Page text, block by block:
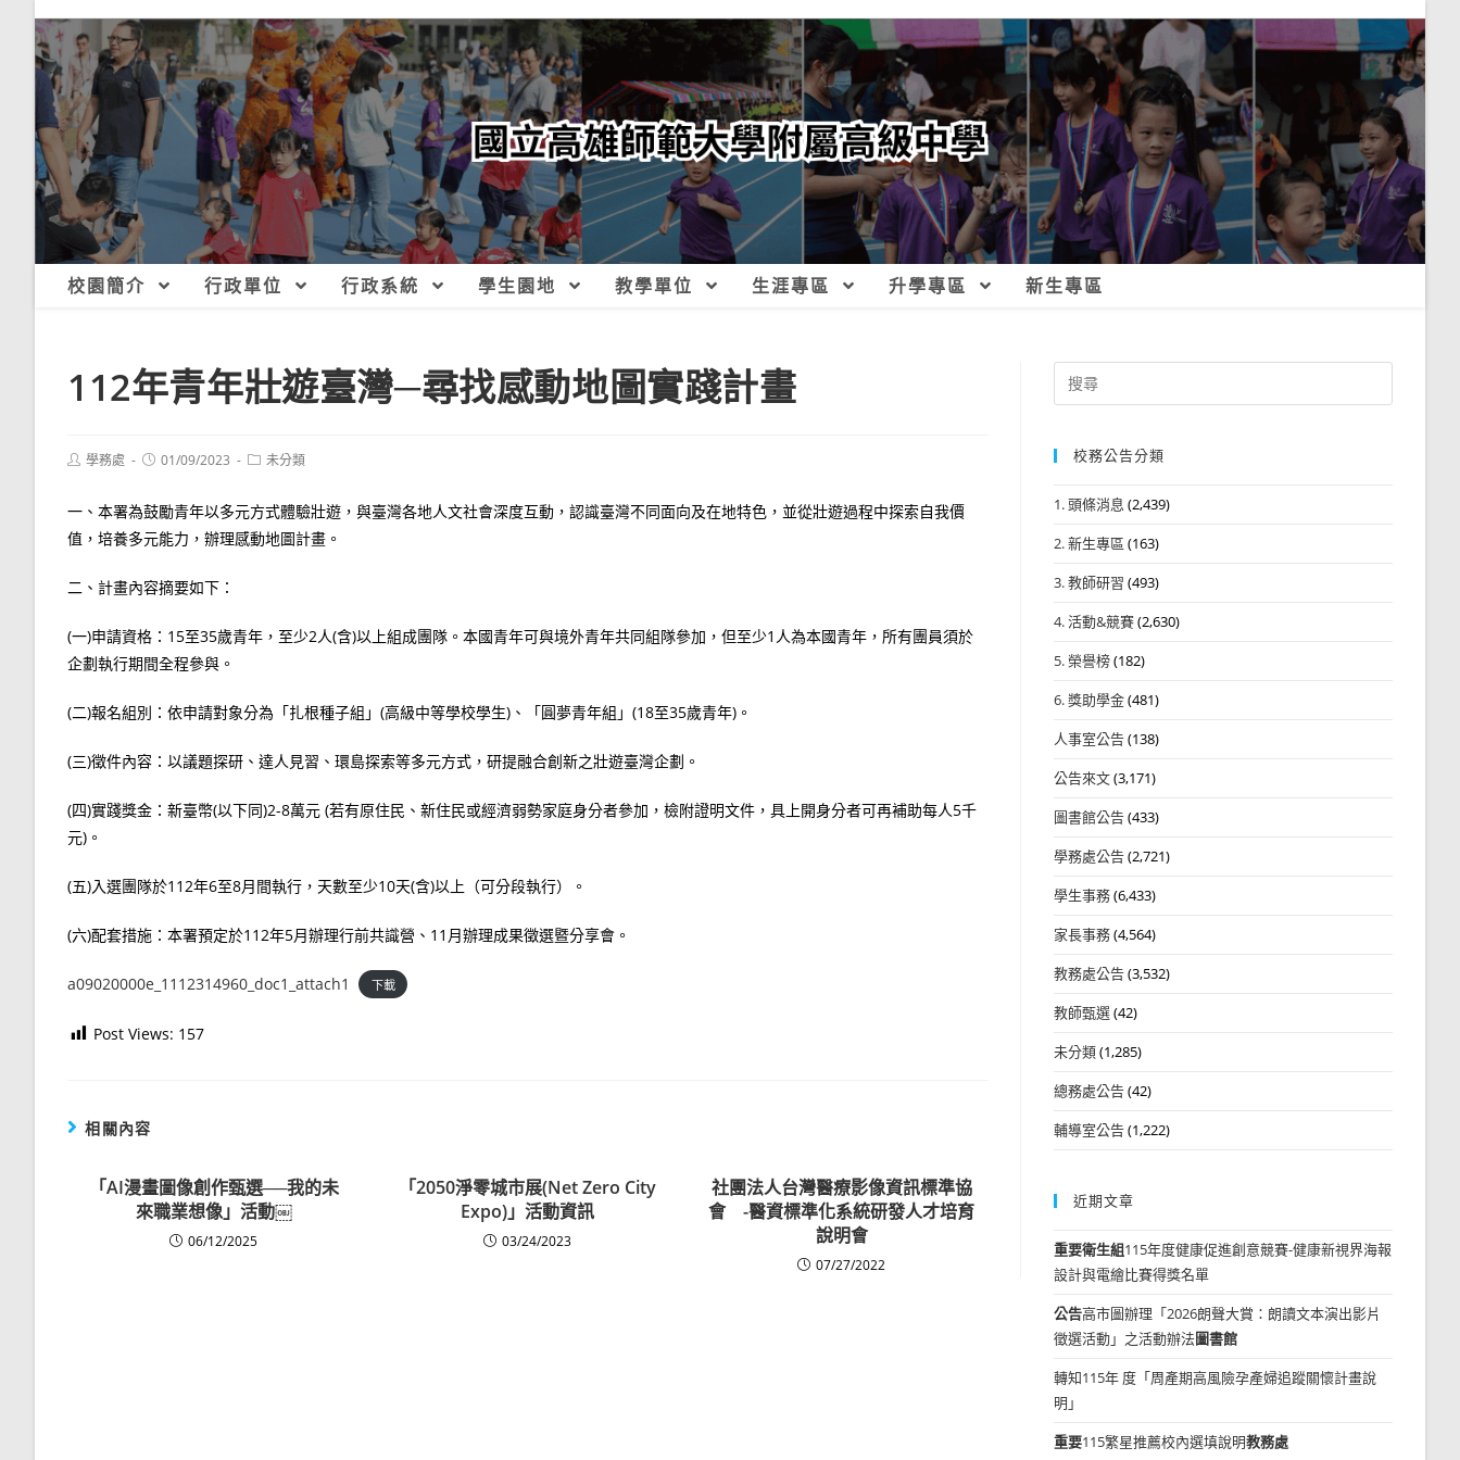
校園簡介 行政單位 行政系統 學生園地 教學單位 生涯專區 升學專區 新生專區
112年青年壯遊臺灣─尋找感動地圖實踐計畫
Post學務處
Post01/09/2023
Post未分類
一、本署為鼓勵青年以多元方式體驗壯遊，與臺灣各地人文社會深度互動，認識臺灣不同面向及在地特色，並從壯遊過程中探索自我價
值，培養多元能力，辦理感動地圖計畫。
二、計畫內容摘要如下：
(一)申請資格：15至35歲青年，至少2人(含)以上組成團隊。本國青年可與境外青年共同組隊參加，但至少1人為本國青年，所有團員須於
企劃執行期間全程參與。
(二)報名組別：依申請對象分為「扎根種子組」(高級中等學校學生)、「圓夢青年組」(18至35歲青年)。
(三)徵件內容：以議題探研、達人見習、環島探索等多元方式，研提融合創新之壯遊臺灣企劃。
(四)實踐獎金：新臺幣(以下同)2-8萬元 (若有原住民、新住民或經濟弱勢家庭身分者參加，檢附證明文件，具上開身分者可再補助每人5千
元)。
(五)入選團隊於112年6至8月間執行，天數至少10天(含)以上（可分段執行）。
(六)配套措施：本署預定於112年5月辦理行前共識營、11月辦理成果徵選暨分享會。
a09020000e_1112314960_doc1_attach1 下載
Post Views: 157
相關內容
「AI漫畫圖像創作甄選──我的未
來職業想像」活動￼
06/12/2025
「2050淨零城市展(Net Zero City
Expo)」活動資訊
03/24/2023
社團法人台灣醫療影像資訊標準協
會 -醫資標準化系統研發人才培育
說明會
07/27/2022
Search
for:
校務公告分類
1. 頭條消息 (2,439)
2. 新生專區 (163)
3. 教師研習 (493)
4. 活動&競賽(2,630)
5. 榮譽榜(182)
6. 獎助學金(481)
人事室公告(138)
公告來文(3,171)
圖書館公告(433)
學務處公告(2,721)
學生事務(6,433)
家長事務(4,564)
教務處公告(3,532)
教師甄選(42)
未分類(1,285)
總務處公告(42)
輔導室公告(1,222)
近期文章
重要衛生組115年度健康促進創意競賽-健康新視界海報
設計與電繪比賽得獎名單
公告高市圖辦理「2026朗聲大賞：朗讀文本演出影片
徵選活動」之活動辦法圖書館
轉知115年 度「周產期高風險孕產婦追蹤關懷計畫說
明」
重要115繁星推薦校內選填說明教務處